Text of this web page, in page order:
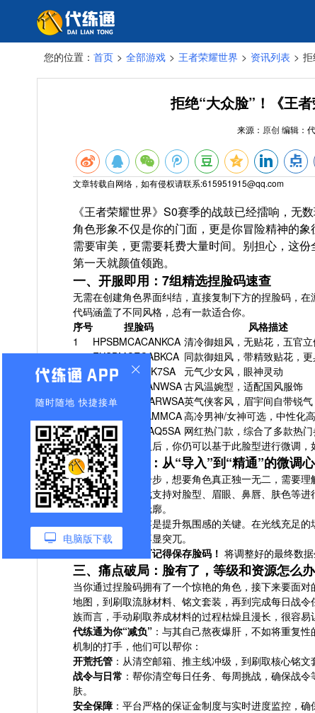
您的位置： 首页 > 全部游戏 > 王者荣耀世界 > 资讯列表 >
拒绝“大众脸”！《王
来源： 原创 编辑：
文章转载自网络，如有侵权请联系:615951915@qq.com
《王者荣耀世界》S0赛季的战鼓已经擂响，无
角色形象不仅是你的门面，更是你冒险精神的
需要审美，更需要耗费大量时间。别担心，这
第一天就颜值领跑。
一、开服即用：7组精选捏脸码速查
无需在创建角色界面纠结，直接复制下方的捏脸码，
代码涵盖了不同风格，总有一款适合你。
序号
捏脸码
风格描述
1
HPSBMCACANKCA 清冷御姐风，无贴花，五官
2
FXSBMCECABKCA 同款御姐风，带精致贴花，
3
336BQCECAK7SA
元气少女风，眼神灵动
4
H6XBOCECANWSA古风温婉型，适配国风服饰
5
MKXBOCECARWSA英气侠客风，眉宇间自带锐气
EO7BKCECAMMCA高冷男神/女神可选，中性化
7
SSSRMCACAQ5SA 网红热门款，综合了多款热门
使用小贴士
：导入后，你仍可以基于此脸型进行微调
二、进阶美学：从“导入”到“精通”的微调
直接导入只是第一步，想要角色真正独一无二，需要理
参数化定制
：游戏支持对脸型、眉眼、鼻唇、肤色等
可打造更柔和的轮廓。
光影与妆容 ：妆容是提升氛围感的关键。在光线充足
戏内实际光影下不显突兀。
保存与备份
千万记得保存脸码！ 将调整好的最终数
三、痛点破局：脸有了，等级和资源怎么
当你通过捏脸码拥有了一个惊艳的角色，接下来要面对
地图，到刷取流脉材料、铭文套装，再到完成每日战
族而言，手动刷取养成材料的过程枯燥且漫长，很容易
代练通为你“减负” ：与其自己熬夜爆肝，不如将重复
机制的打手，他们可以帮你：
开荒托管 ：从清空邮箱、推主线冲级，到刷取核心铭
战令与日常 ：帮你清空每日任务、每周挑战，确保战
肤。
安全保障 ：平台严格的保证金制度与实时进度监控，确
随时随地 快捷接单
电脑版下载